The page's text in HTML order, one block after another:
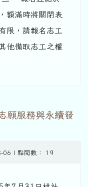
額滿時將關閉表
限，請報名志工
他備取志工之權
願服務與永續發
| 點閱數： 19